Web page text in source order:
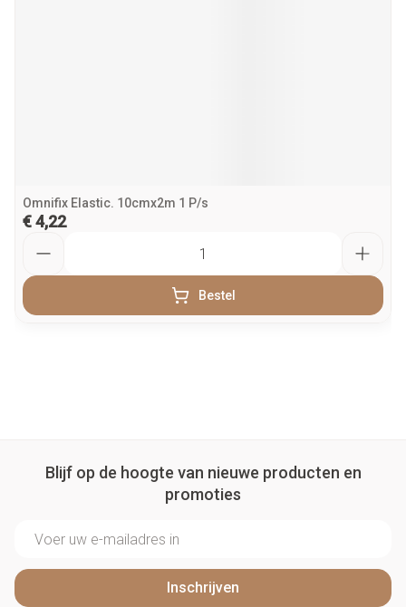
Omnifix Elastic. 10cmx2m 1 P/s
€ 4,22
Bestel
Blijf op de hoogte van nieuwe producten en
promoties
Inschrijven